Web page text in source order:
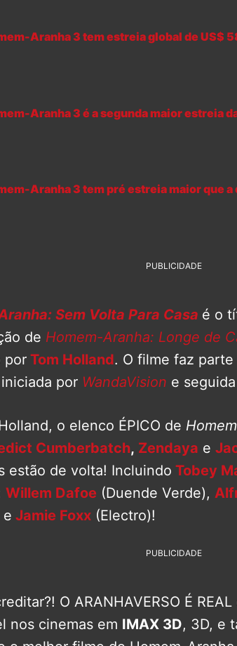
Aranha 3 tem estreia global de US$
Aranha 3 é a segunda maior estreia
Aranha 3 tem pré estreia maior que a
PUBLICIDADE
Sem Volta Para Casa é o
de Homem-Aranha: Longe de
por Tom Holland. O filme faz
por WandaVision e
o elenco ÉPICO de
Cumberbatch, Zendaya e
estão de volta! Incluindo Tobey
Willem Dafoe (Duende Verde),
e Jamie Foxx (Electro)!
PUBLICIDADE
O ARANHAVERSO É
nos cinemas em IMAX 3D, 3D, e